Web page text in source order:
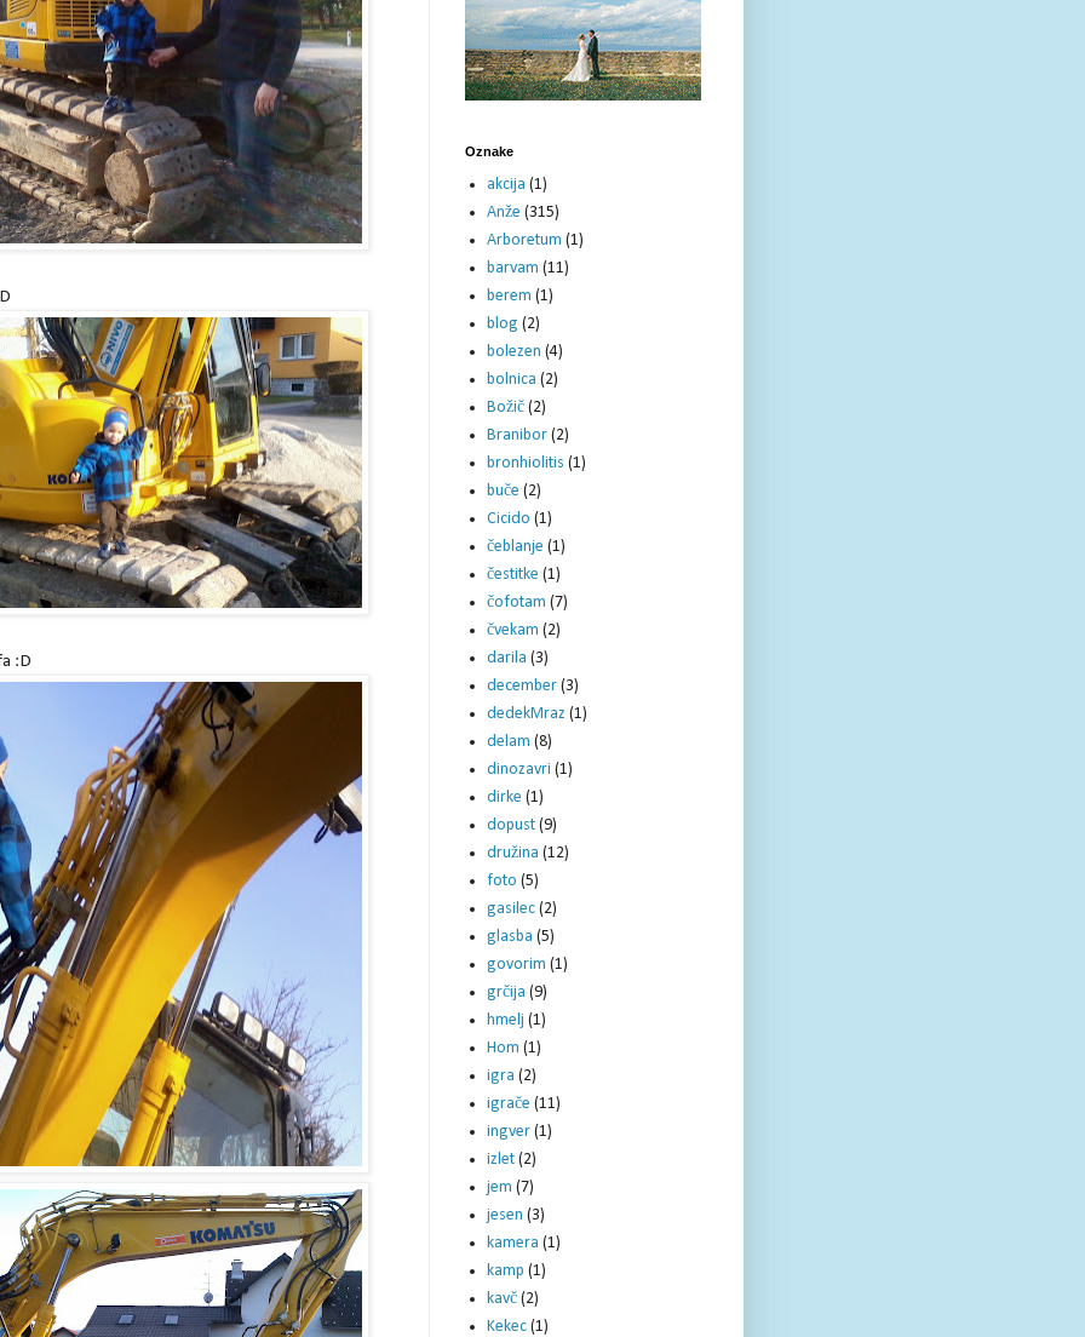
:D
Oznake
akcija (1)
Anže (315)
Arboretum (1)
barvam (11)
berem (1)
blog (2)
bolezen (4)
bolnica (2)
Božič (2)
Branibor (2)
bronhiolitis (1)
buče (2)
Cicido (1)
čeblanje (1)
čestitke (1)
čofotam (7)
čvekam (2)
darila (3)
december (3)
dedekMraz (1)
delam (8)
dinozavri (1)
dirke (1)
dopust (9)
družina (12)
foto (5)
gasilec (2)
glasba (5)
govorim (1)
grčija (9)
hmelj (1)
Hom (1)
igra (2)
igrače (11)
ingver (1)
izlet (2)
jem (7)
jesen (3)
kamera (1)
kamp (1)
kavč (2)
Kekec (1)